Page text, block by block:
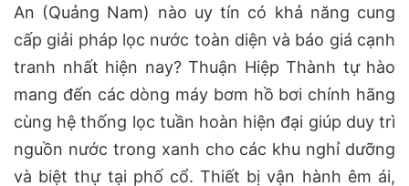
An (Quảng Nam) nào uy tín có khả năng cung
cấp giải pháp lọc nước toàn diện và báo giá cạnh
tranh nhất hiện nay? Thuận Hiệp Thành tự hào
mang đến các dòng máy bơm hồ bơi chính hãng
cùng hệ thống lọc tuần hoàn hiện đại giúp duy trì
nguồn nước trong xanh cho các khu nghỉ dưỡng
và biệt thự tại phố cổ. Thiết bị vận hành êm ái,